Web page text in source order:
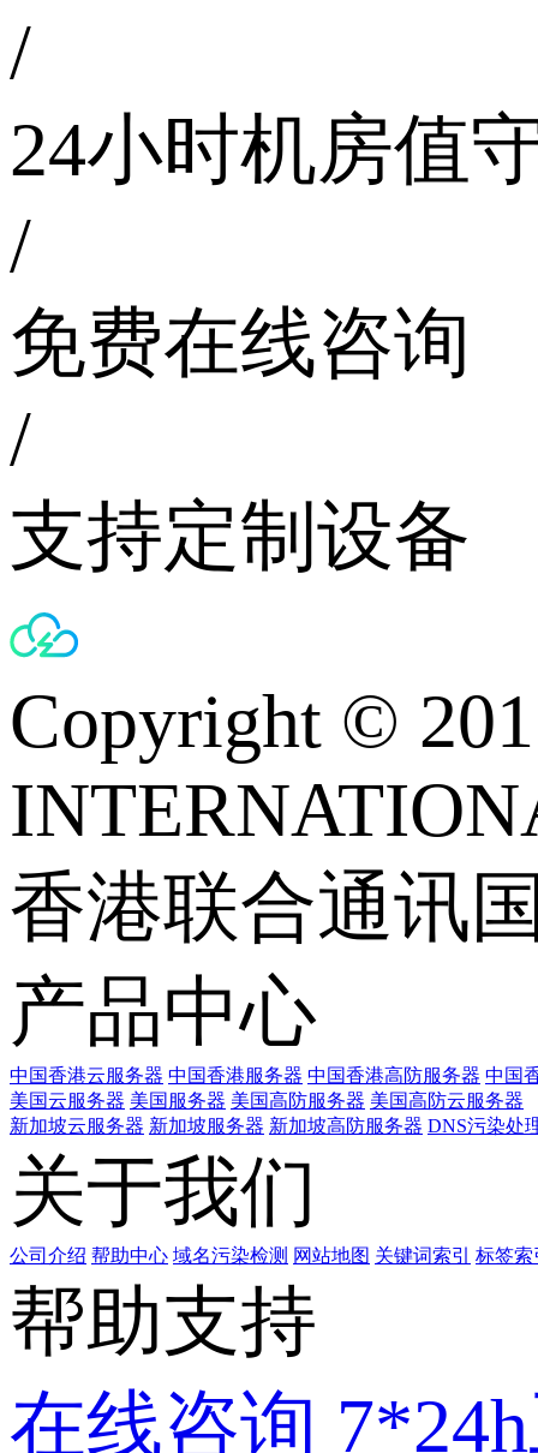
/
24小时机房值
/
免费在线咨询
/
支持定制设备
Copyright ©
香港联合通讯
产品中心
中国香港云服务器 中国香港服务器 中国香港高防服务器 中国
美国云服务器 美国服务器 美国高防服务器 美国高防云服务器
新加坡云服务器 新加坡服务器 新加坡高防服务器 DNS污染处
关于我们
公司介绍 帮助中心 域名污染检测 网站地图 关键词索引 标签索
帮助支持
在线咨询